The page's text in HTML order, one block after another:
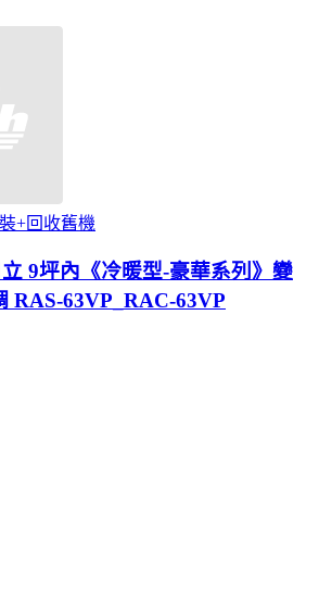
+回收舊機
9坪內《冷暖型-豪華系列》變
RAS-63VP_RAC-63VP